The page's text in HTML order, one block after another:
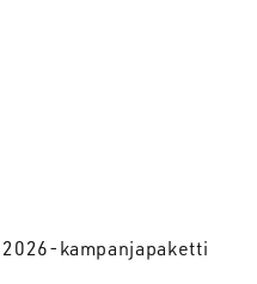
2026-kampanjapaketti